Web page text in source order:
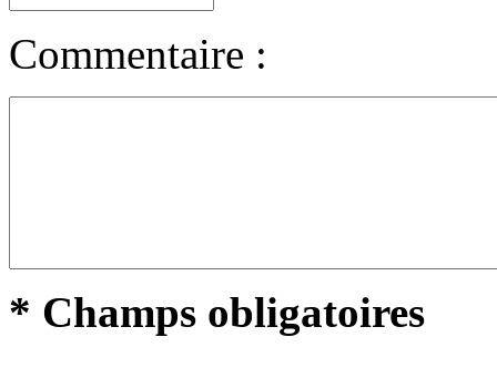
Commentaire :
* Champs obligatoires